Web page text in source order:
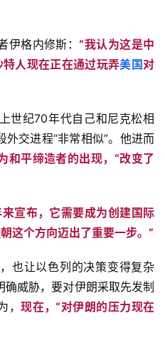
伊格内修斯：“我认为这是中
人现在正在通过玩弄美国 对
世纪70年代自己和尼克松相
交进程“非常相似”。他进而
和平缔造者的出现，“改变了
来宣布，它需要成为创建国际
这个方向迈出了重要一步。”
也让以色列的决策变得复杂
威胁，要对伊朗采取先发制
，现在，“对伊朗的压力现在